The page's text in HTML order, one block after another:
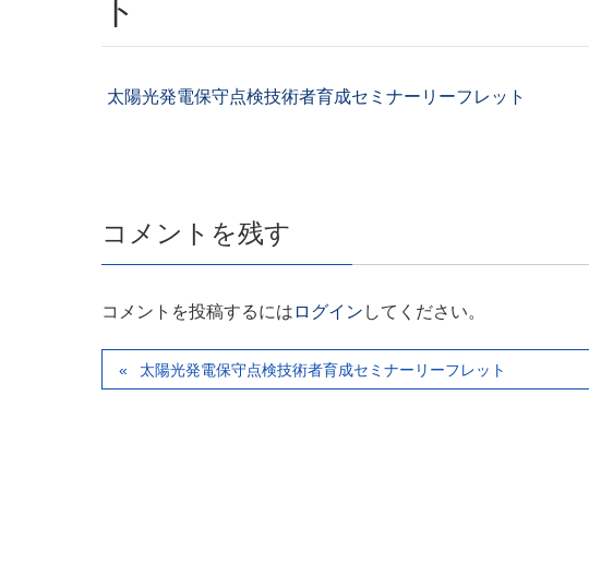
ト
太陽光発電保守点検技術者育成セミナーリーフレット
コメントを残す
コメントを投稿するには ログイン してください。
太陽光発電保守点検技術者育成セミナーリーフレット